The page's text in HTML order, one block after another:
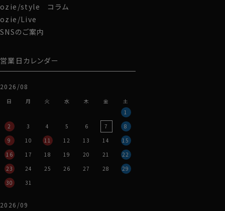
ozie/style コラム
ozie/Live
SNSのご案内
営業日カレンダー
2026/08
日 月 火 水 木 金
土
1
2
3 4 5 6 7
8
9
10 11 12 13 14
15
16
17 18 19 20 21
22
23
24 25 26 27 28
29
30
31
2026/09